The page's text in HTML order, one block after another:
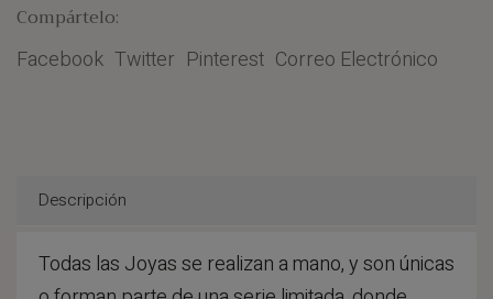
Compártelo:
Facebook Twitter Pinterest Correo Electrónico
Descripción
Todas las Joyas se realizan a mano, y son únicas